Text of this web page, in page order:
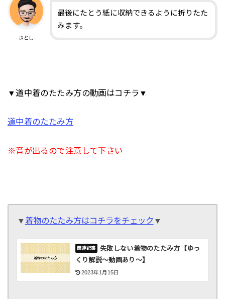
さとし
最後にたとう紙に収納できるように折りたた
みます。
▼道中着のたたみ方の動画はコチラ▼
道中着のたたみ方
※音が出るので注意して下さい
▼ 着物のたたみ方はコチラをチェック ▼
失敗しない着物のたたみ方【ゆっ
くり解説〜動画あり〜】
2023年1月15日